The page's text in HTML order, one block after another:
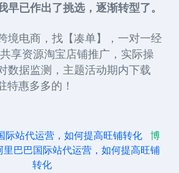
早已作出了挑选，逐渐转型了。
境电商，找【凑单】，一对一经
享资源淘宝店铺推广，实际操
数据监测，主题活动期内下载
特惠多多的！
际站代运营，如何提高旺铺转化
博
里巴巴国际站代运营，如何提高旺铺
转化